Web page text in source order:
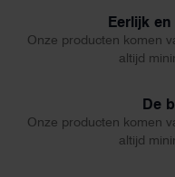
Eerlijk
Onze producten komen
altijd
De
Onze producten komen
altijd